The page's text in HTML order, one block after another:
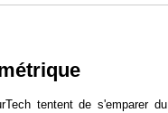
tentent de s'emparer du